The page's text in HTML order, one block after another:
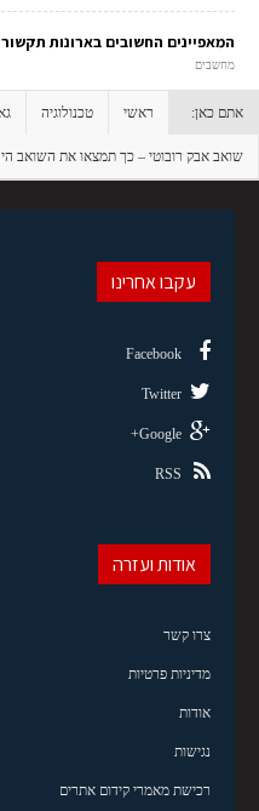
המאפיינים החשובים בארונות
מחשבים
אתם כאן: ראשי טכנולוגיה
שואב אבק רובוטי – כך תמצאו את השואב
עקבו אחרינו
Facebook
Twitter
Google+
RSS
אודות ועזרה
צרו קשר
מדיניות פרטיות
אודות
נגישות
רכישת מאמרי קידום אתרים